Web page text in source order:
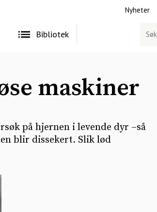
Nyheter
Bibliotek
Søk
maskiner
på hjernen i levende dyr –så
blir dissekert. Slik lød